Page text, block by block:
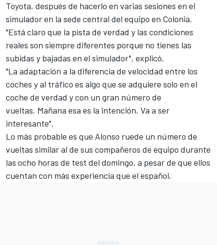
Toyota, después de hacerlo en varias sesiones en el
simuladoren la sede central del equipo en Colonia.
"Está claro que la pista de verdad y las condiciones
reales son siempre diferentes porque no tienes las
subidas y bajadas en el simulador", explicó.
"La adaptación a la diferencia de velocidad entre los
coches y al tráfico es algo que se adquiere solo en el
coche de verdad y con un gran número de
vueltas. Mañana esa es la intención. Va a ser
interesante".
Lo más probable es que Alonso ruede un número de
vueltas similar al de sus compañeros de equipo durante
las ocho horas de test del domingo, a pesar de que ellos
cuentan con más experiencia que el español.